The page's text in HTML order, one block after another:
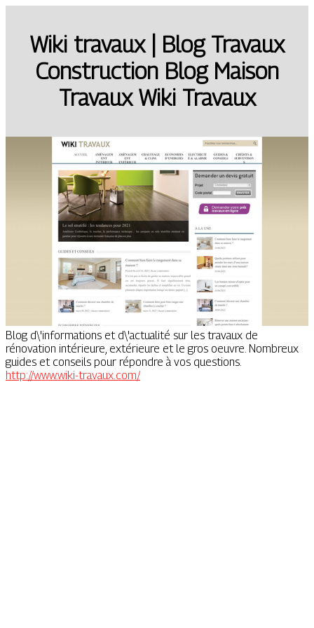
Wiki travaux | Blog Travaux
Construction Blog Maison
Travaux Wiki Travaux
Blog d\'informations et d\'actualité sur les travaux de
rénovation intérieure, extérieure et le gros oeuvre. Nombreux
guides et conseils pour répondre à vos questions.
http://www.wiki-travaux.com/